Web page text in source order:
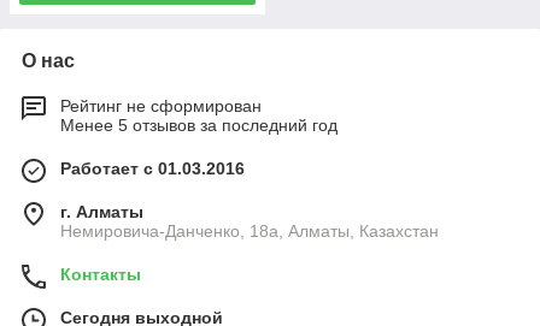
О нас
Рейтинг не сформирован
Менее 5 отзывов за последний год
Работает с 01.03.2016
г. Алматы
Немировича-Данченко, 18а, Алматы, Казахстан
Контакты
Сегодня выходной